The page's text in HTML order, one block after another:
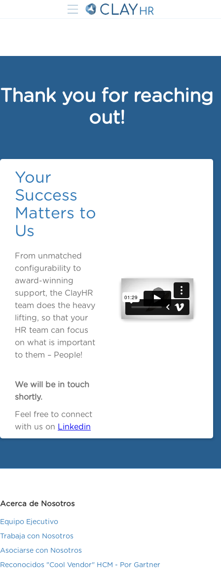
Thank you for reaching
out!
Your
Success
Matters to
Us
From unmatched
configurability to
award-winning
support, the ClayHR
team does the heavy
lifting, so that your
HR team can focus
on what is important
to them – People!
We will be in touch
shortly.
Feel free to connect
with us on Linkedin
Acerca de Nosotros
Equipo Ejecutivo
Trabaja con Nosotros
Asociarse con Nosotros
Reconocidos "Cool Vendor" HCM - Por Gartner